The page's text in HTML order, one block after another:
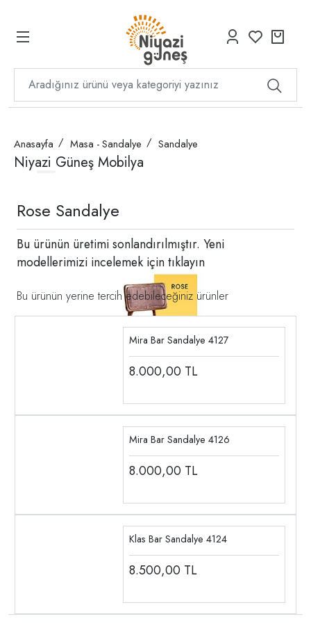
Anasayfa Masa - Sandalye Sandalye
Niyazi Güneş Mobilya
Rose Sandalye
Bu ürünün üretimi sonlandırılmıştır. Yeni
modellerimizi incelemek içintıklayın
Bu ürünün yerine tercih edebileceğiniz ürünler
Mira Bar Sandalye 4127
8.000,00 TL
Mira Bar Sandalye 4126
8.000,00 TL
Klas Bar Sandalye 4124
8.500,00 TL